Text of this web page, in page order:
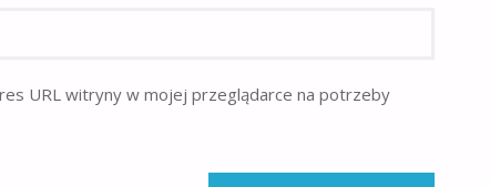
URL witryny w mojej przeglądarce na potrzeby